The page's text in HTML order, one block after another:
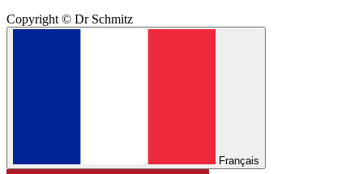
Copyright © Dr Schmitz
Français